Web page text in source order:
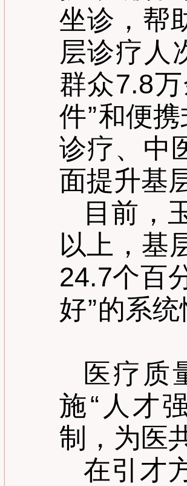
坐诊，帮
层诊疗人
群众7.8
件”和便
诊疗、中
面提升基
目前，
以上，基
24.7个百
好”的系
医疗质
施“ 人才
制，为医
在引才